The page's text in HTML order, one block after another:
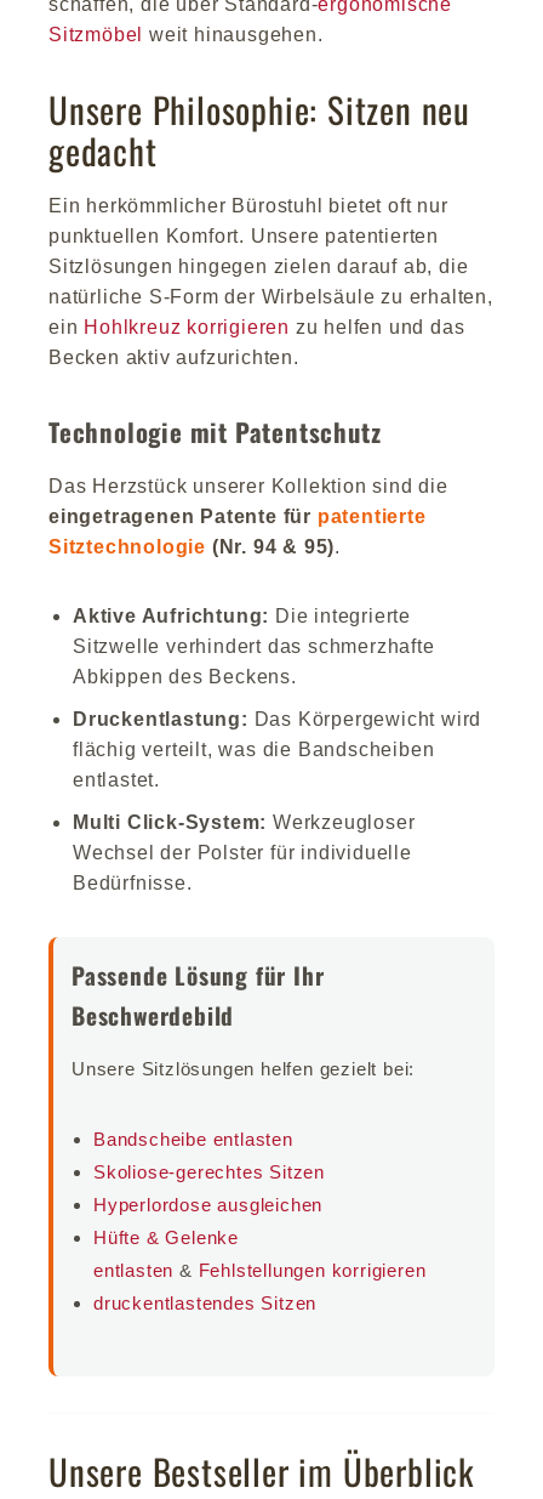
schaffen, die über Standard-ergonomische
Sitzmöbel weit hinausgehen.
Unsere Philosophie: Sitzen neu
gedacht
Ein herkömmlicher Bürostuhl bietet oft nur
punktuellen Komfort. Unsere patentierten
Sitzlösungen hingegen zielen darauf ab, die
natürliche S-Form der Wirbelsäule zu erhalten,
ein Hohlkreuz korrigieren zu helfen und das
Becken aktiv aufzurichten.
Technologie mit Patentschutz
Das Herzstück unserer Kollektion sind die
eingetragenen Patente für patentierte
Sitztechnologie (Nr. 94 & 95).
Aktive Aufrichtung: Die integrierte
Sitzwelle verhindert das schmerzhafte
Abkippen des Beckens.
Druckentlastung: Das Körpergewicht wird
flächig verteilt, was die Bandscheiben
entlastet.
Multi Click-System: Werkzeugloser
Wechsel der Polster für individuelle
Bedürfnisse.
Passende Lösung für Ihr
Beschwerdebild
Unsere Sitzlösungen helfen gezielt bei:
Bandscheibe entlasten
Skoliose-gerechtes Sitzen
Hyperlordose ausgleichen
Hüfte & Gelenke
entlasten & Fehlstellungen korrigieren
druckentlastendes Sitzen
Unsere Bestseller im Überblick